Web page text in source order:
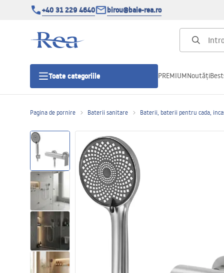
+40 31 229 4640 birou@baie-rea.ro
Toate categoriile
Usi pentru cabine de dus
Cadite de dus
Rigole Liniare
Vase WC si Bideuri
Lavoare
PREMIUMNoutăți
Pagina de pornire Baterii sanitare Baterii, baterii pentru cada,